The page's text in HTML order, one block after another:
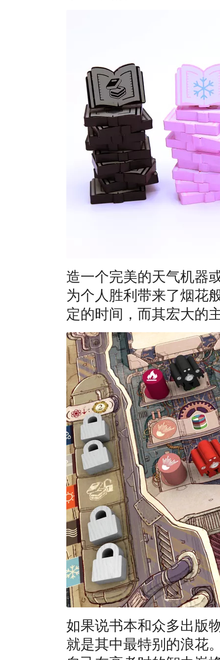
造一个完美的天气机器
为个人胜利带来了烟花
定的时间，而其宏大的
如果说书本和众多出版
就是其中最特别的浪花